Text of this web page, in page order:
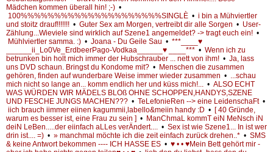
Mädchen kommen überall hin! ;-) •
100%%%%%%%%%%%%%%%%%%%%%SINGLÈ • i bin a Mühviertler
und stoitz drauf!!!!!!! • Guter Sex am Morgen, vertreibt dir alle Sorgen • User-
Zählung...Wieviele sind wirklich auf Szene1 angemeldet? -> tragt euch ein! •
Mühlviertler samma. :) • Joana - Du Geile Sau • ***____♥
______ii_Lo0Ve_ErdbeerPago-Vodkaa______♥ ____*** • Wenn ich zu
betrunken bin holt mich immer der Hubschrauber ... nett von ihm! • Ja, lass
uns DVD schaun. Bringst du Kondome mit? • Menschen die zusammen
gehören, finden auf wunderbare Weise immer wieder zusammen •
...schau
mich nicht so lange an... komm endlich her und küss mich!...
• ALSO ECHT
WAS WÜRDEN WIR MÄDELS BLOß OHNE SCHOPPEN,HANDYS,SZENE
UND FESCHE JUNGS MACHEN??? • TeLefonieRen --> eine LeidenschaFt •
iich brauch iimmer eiinen kagummii,labello&meiin handy :D • [ 40 Gründe,
warum es besser ist, eine Frau zu sein ] • ManChmaL kommT eiN MeNsch iN
deiN LeBen.....der eiinfach aLLes verÄndert....
• Sex ist wie Szene1... In ist wer
drin ist.... =) • » manchmal möchte ich die zeit einfach zurück drehen..* • SMS
& keine Antwort bekommen ---- ICH HASSE ES • ♥ • • ♥Mein Bett gehört mir -